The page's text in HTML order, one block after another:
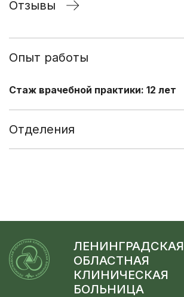
Отзывы
Опыт работы
Стаж врачебной практики: 12 лет
Отделения
ЛЕНИНГРАДСКАЯ
ОБЛАСТНАЯ
КЛИНИЧЕСКАЯ
БОЛЬНИЦА